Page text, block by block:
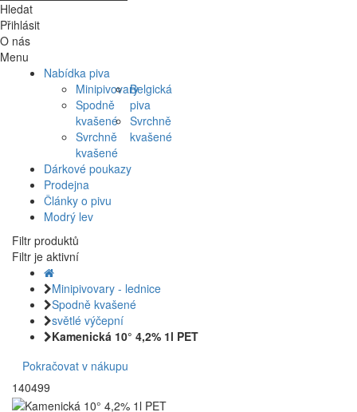
Hledat
Přihlásit
O nás
Menu
Nabídka piva
Minipivovary
Spodně
kvašené
Svrchně
kvašené
Belgická
piva
Svrchně
kvašené
Dárkové poukazy
Prodejna
Články o pivu
Modrý lev
Filtr produktů
Filtr je aktivní
Minipivovary - lednice
Spodně kvašené
světlé výčepní
Kamenická 10° 4,2% 1l PET
Pokračovat v nákupu
140499